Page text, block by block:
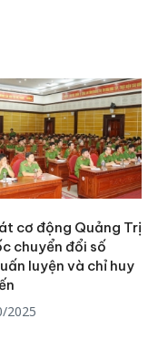
cơ động Quảng Trị
chuyển đổi số
luyện và chỉ huy
2025